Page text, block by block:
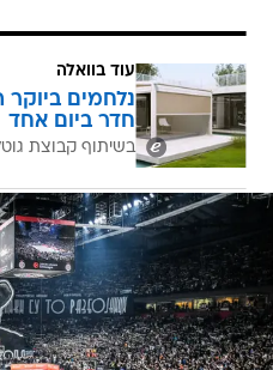
עוד בוואלה
נלחמים ביוקר
חדר ביום אחד
בשיתוף קבוצת